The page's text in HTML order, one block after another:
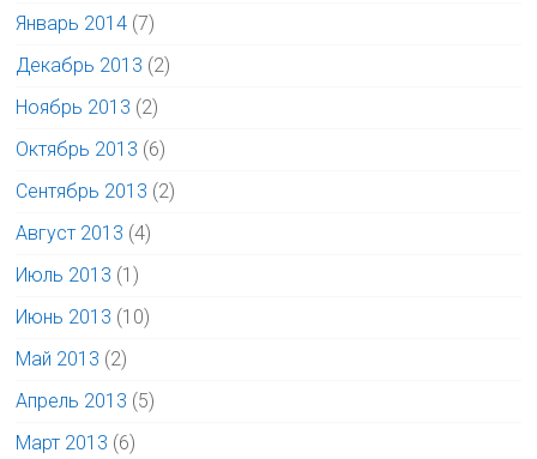
Январь 2014 (7)
Декабрь 2013 (2)
Ноябрь 2013 (2)
Октябрь 2013 (6)
Сентябрь 2013 (2)
Август 2013 (4)
Июль 2013 (1)
Июнь 2013 (10)
Май 2013 (2)
Апрель 2013 (5)
Март 2013 (6)